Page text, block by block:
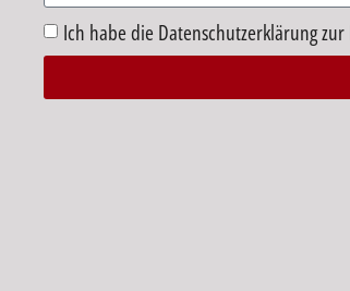
Ich habe die Datenschutzerklärung